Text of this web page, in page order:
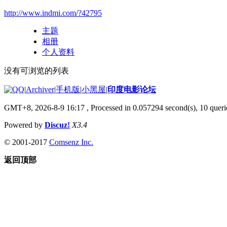
http://www.indmi.com/?42795
主题
相册
个人资料
没有可浏览的列表
|Archiver|手机版|小黑屋|印度电影论坛
GMT+8, 2026-8-9 16:17 , Processed in 0.057294 second(s), 10
Powered by Discuz! X3.4
© 2001-2017 Comsenz Inc.
返回顶部